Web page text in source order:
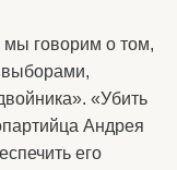
мы говорим о том,
выборами,
«Убить
Андрея
его